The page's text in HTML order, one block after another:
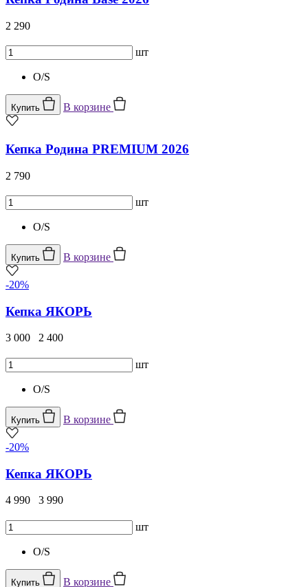
2 290
шт
O/S
Купить В корзине
Кепка Родина PREMIUM 2026
2 790
шт
O/S
Купить В корзине
-20%
Кепка ЯКОРЬ
3 000 2 400
шт
O/S
Купить В корзине
-20%
Кепка ЯКОРЬ
4 990 3 990
шт
O/S
Купить В корзине